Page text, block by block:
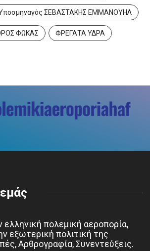
ΣΕΒΑΣΤΑΚΗΣ ΕΜΜΑΝΟΥΗΛ
ΦΩΚΑΣ ΦΡΕΓΑΤΑ ΥΔΡΑ
ελληνική πολεμική αεροπορία,
εξωτερική πολιτική της
Αρθρογραφία, Συνεντεύξεις.